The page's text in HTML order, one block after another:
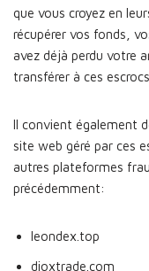
que vous croyez en
récupérer vos fonds,
avez déjà perdu votre
transférer à ces
Il convient également
site web géré par ces
autres plateformes
précédemment:
leondex.top
dioxtrade.com